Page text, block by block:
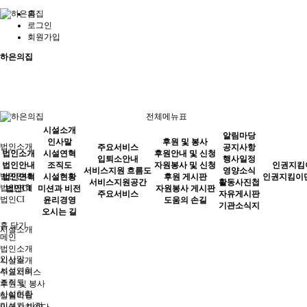
홈
로그인
회원가입
하은의집
법인소개
법인안내
법인연혁
법인CI
시설소개
인사말
시설연혁
조직도
시설현황
전체메뉴표
법인소개
법인안내
법인연혁
법인CI
시설소개
인사말
시설연혁
조직도
시설현황
미션과 비전
윤리경영
오시는 길
주요서비스
입퇴소안내
서비스지원 흐름도
서비스지원공간
주요서비스
후원 및 봉사
후원안내 및 신청
자원봉사 및 신청
후원 게시판
자원봉사 게시판
도움의 손길
알림마당
공지사항
행사일정
영양소식
활동사진첩
자유게시판
기관소식지
인권지킴
인권지킴이
홈 닫기
메인
법인소개
시설소개
주요서비스
후원 및 봉사
알림마당